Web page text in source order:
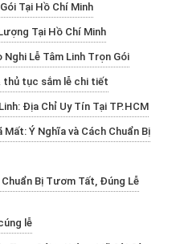
Tại Hồ Chí Minh
Tại Hồ Chí Minh
Nghi Lễ Tâm Linh Trọn Gói
thủ tục sắm lễ chi tiết
Địa Chỉ Uy Tín Tại TP.HCM
Ý Nghĩa và Cách Chuẩn Bị
Bị Tươm Tất, Đúng Lễ
lễ